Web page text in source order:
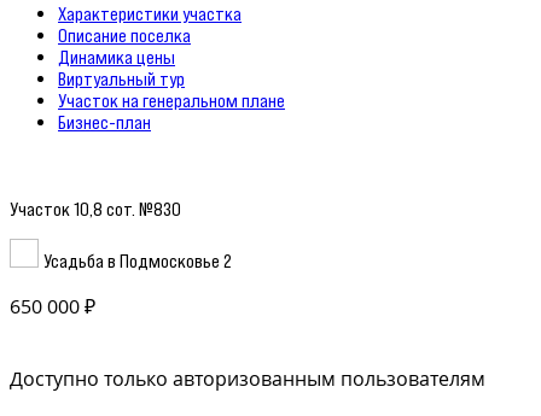
Характеристики участка
Описание поселка
Динамика цены
Виртуальный тур
Участок на генеральном плане
Бизнес-план
Участок 10,8 сот. №830
Усадьба в Подмосковье 2
650 000 ₽
Доступно только авторизованным пользователям